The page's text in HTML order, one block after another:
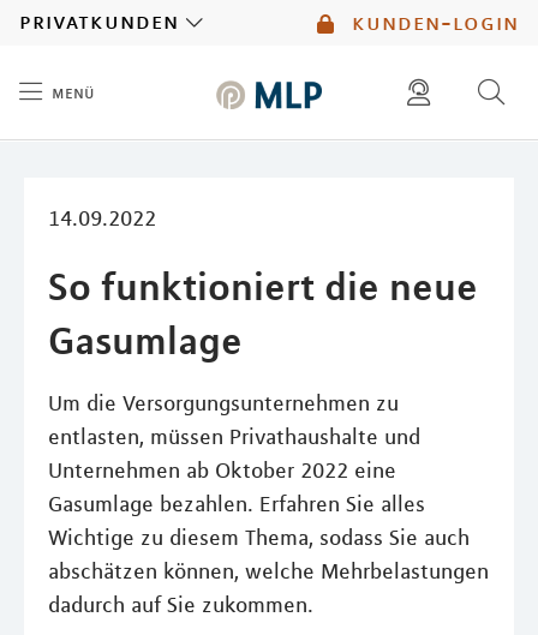
kunden-login
privatkunden
menü
14.09.2022
So funktioniert die neue
Gasumlage
Um die Versorgungsunternehmen zu
entlasten, müssen Privathaushalte und
Unternehmen ab Oktober 2022 eine
Gasumlage bezahlen. Erfahren Sie alles
Wichtige zu diesem Thema, sodass Sie auch
abschätzen können, welche Mehrbelastungen
dadurch auf Sie zukommen.